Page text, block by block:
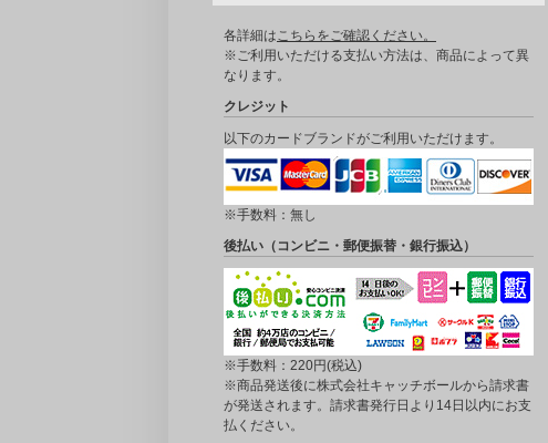
各詳細はこちらをご確認ください。
※ご利用いただける支払い方法は、商品によって異
なります。
クレジット
以下のカードブランドがご利用いただけます。
※手数料：無し
後払い（コンビニ・郵便振替・銀行振込）
※手数料：220円(税込)
※商品発送後に株式会社キャッチボールから請求書
が発送されます。請求書発行日より14日以内にお支
払ください。